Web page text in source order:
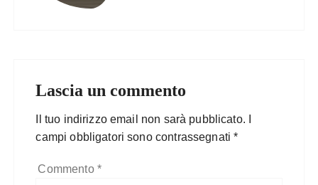
Lascia un commento
Il tuo indirizzo email non sarà pubblicato.
campi obbligatori sono contrassegnati*
Commento *